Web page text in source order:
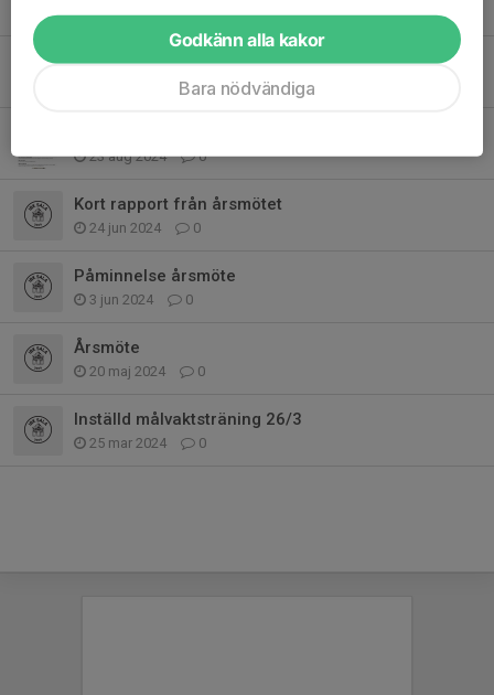
5 mar 2025 0
God Jul och Gott Nytt År
2
23 aug 2024 0
Kort rapport från årsmötet
24 jun 2024 0
Påminnelse årsmöte
3 jun 2024 0
Årsmöte
20 maj 2024 0
Inställd målvaktsträning 26/3
25 mar 2024 0
Godkänn alla kakor
Bara nödvändiga